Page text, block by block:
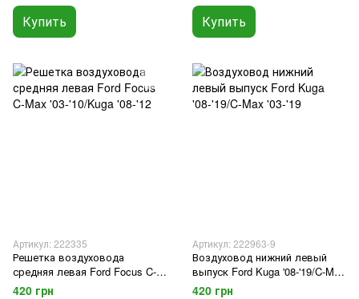
Купить Купить
Артикул: 222335
Решетка воздуховода
средняя левая Ford Focus C-
Max '03-'10/Kuga '08-'12
420 грн
Артикул: 222963-9
Воздуховод нижний левый
выпуск Ford Kuga '08-'19/C-Max
'03-'19
420 грн